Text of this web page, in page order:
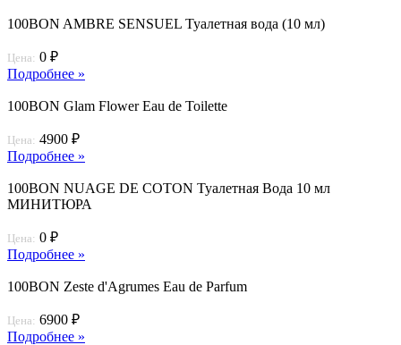
100BON AMBRE SENSUEL Туалетная вода (10 мл)
Цена: 0 ₽
Подробнее »
100BON Glam Flower Eau de Toilette
Цена: 4900 ₽
Подробнее »
100BON NUAGE DE COTON Туалетная Вода 10 мл
МИНИТЮРА
Цена: 0 ₽
Подробнее »
100BON Zeste d'Agrumes Eau de Parfum
Цена: 6900 ₽
Подробнее »